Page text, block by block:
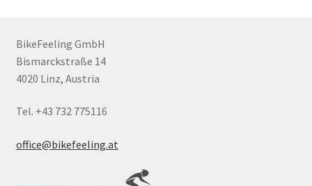
BikeFeeling GmbH
Bismarckstraße 14
4020 Linz, Austria
Tel. +43 732 775116
office@bikefeeling.at